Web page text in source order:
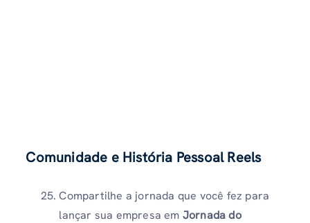
Comunidade e História Pessoal Reels
Compartilhe a jornada que você fez para
lançar sua empresa em Jornada do